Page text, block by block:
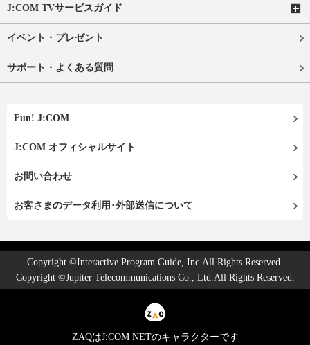
J:COM TVサービスガイド
イベント・プレゼント
サポート・よくある質問
Fun! J:COM
J:COM オフィシャルサイト
お問い合わせ
お客さまのデータ利用･外部送信について
Copyright ©Interactive Program Guide, Inc.All Rights Reserved.
Copyright ©Jupiter Telecommunications Co., Ltd.All Rights Reserved.
ZAQはJ:COM NETのキャラクターです